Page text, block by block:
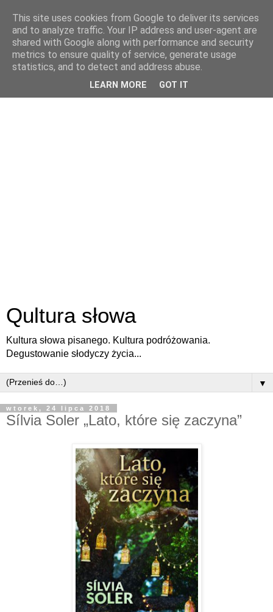
Qultura słowa
Kultura słowa pisanego. Kultura podróżowania.
Degustowanie słodyczy życia...
▼
wtorek, 24 lipca 2018
Sílvia Soler „Lato, które się zaczyna”
This site uses cookies from Google to deliver its services
and to analyze traffic. Your IP address and user-agent are
shared with Google along with performance and security
metrics to ensure quality of service, generate usage
statistics, and to detect and address abuse.
LEARN MORE GOT IT